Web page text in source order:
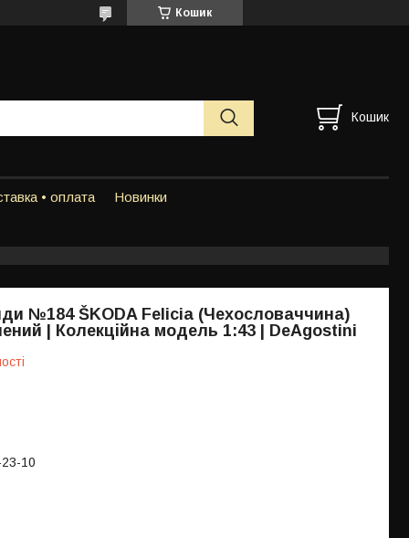
Кошик
Кошик
• оплата Новинки
№184 ŠKODA Felicia (Чехословаччина)
| Колекційна модель 1:43 | DeAgostini
10